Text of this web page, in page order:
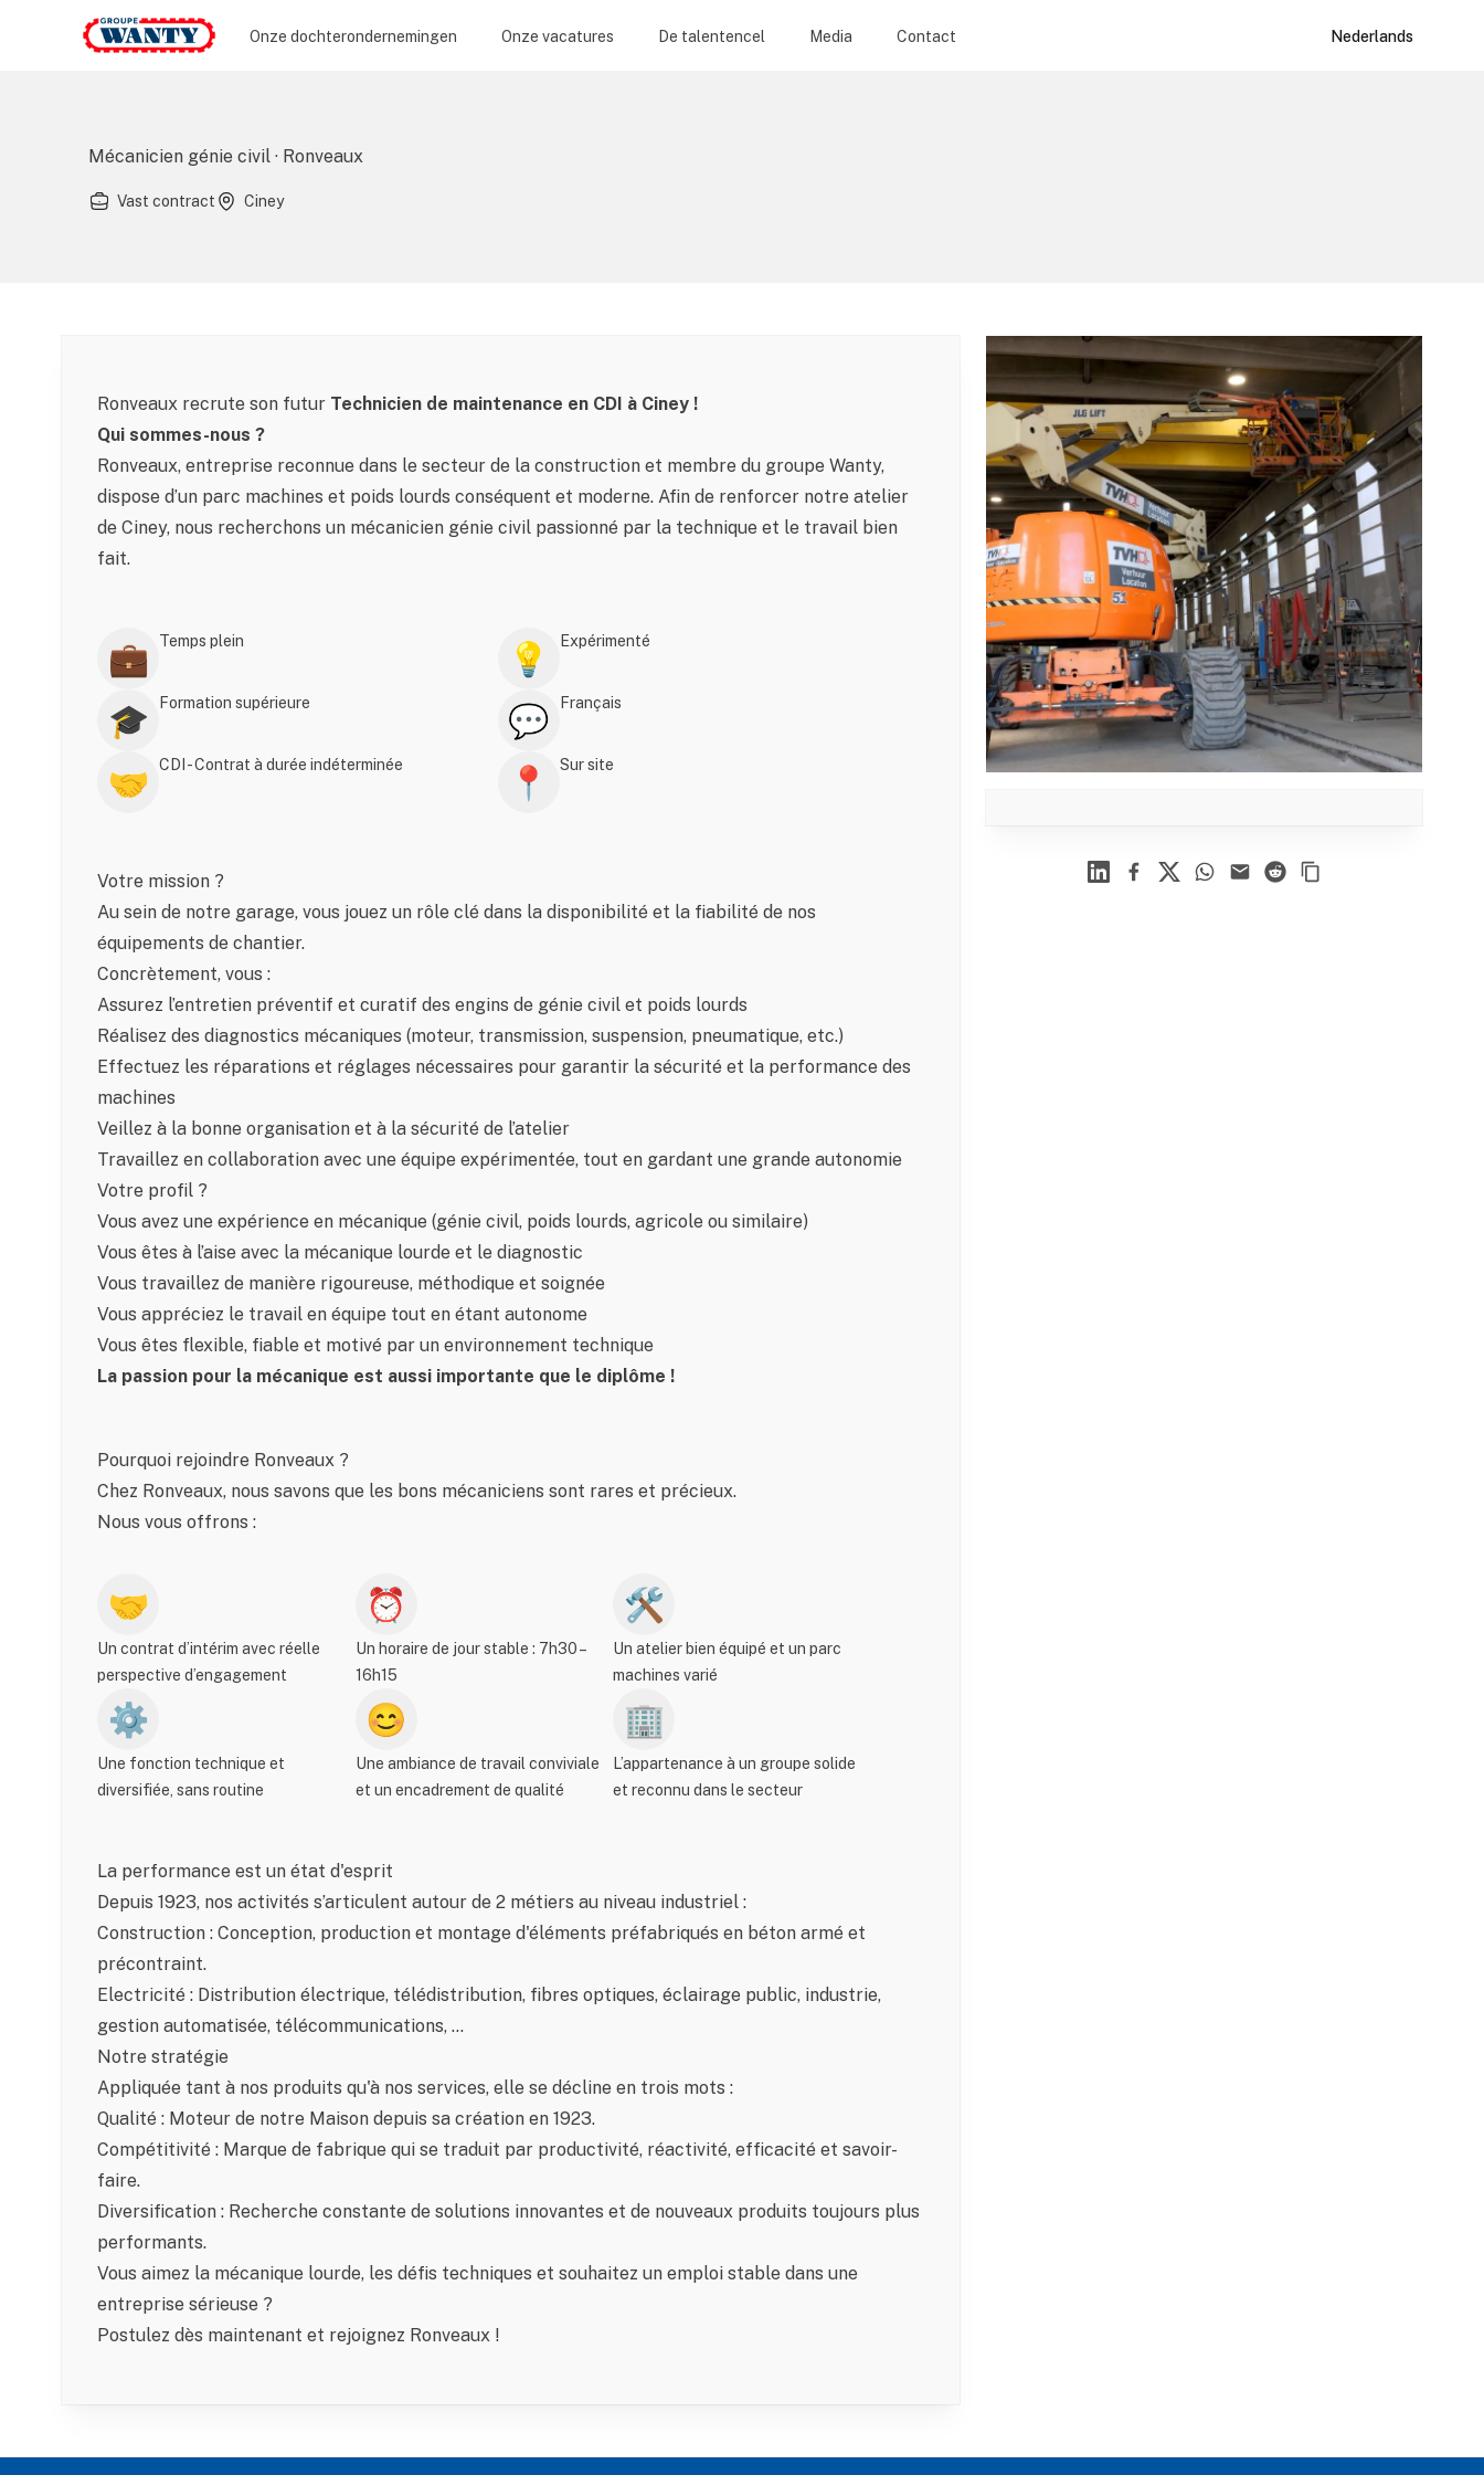
Le Groupe Wanty Onze dochterondernemingen Onze vacatures De talentencel Media Contact Nederlands
Mécanicien génie civil · Ronveaux
Vast contract Ciney
LinkedinFacebook
X WhatsApp
Mail Reddit
Ronveaux recrute son futur Technicien de maintenance en CDI à Ciney !
Qui sommes-nous ?
Ronveaux, entreprise reconnue dans le secteur de la construction et membre du groupe Wanty,
dispose d’un parc machines et poids lourds conséquent et moderne. Afin de renforcer notre atelier
de Ciney, nous recherchons un mécanicien génie civil passionné par la technique et le travail bien
fait.
💼 Temps plein 💡 Expérimenté
🎓 Formation supérieure 💬 Français
🤝 CDI - Contrat à durée indéterminée 📍 Sur site
Votre mission ?
Au sein de notre garage, vous jouez un rôle clé dans la disponibilité et la fiabilité de nos
équipements de chantier.
Concrètement, vous :
Assurez l’entretien préventif et curatif des engins de génie civil et poids lourds
Réalisez des diagnostics mécaniques (moteur, transmission, suspension, pneumatique, etc.)
Effectuez les réparations et réglages nécessaires pour garantir la sécurité et la performance des
machines
Veillez à la bonne organisation et à la sécurité de l’atelier
Travaillez en collaboration avec une équipe expérimentée, tout en gardant une grande autonomie
Votre profil ?
Vous avez une expérience en mécanique (génie civil, poids lourds, agricole ou similaire)
Vous êtes à l’aise avec la mécanique lourde et le diagnostic
Vous travaillez de manière rigoureuse, méthodique et soignée
Vous appréciez le travail en équipe tout en étant autonome
Vous êtes flexible, fiable et motivé par un environnement technique
La passion pour la mécanique est aussi importante que le diplôme !
Pourquoi rejoindre Ronveaux ?
Chez Ronveaux, nous savons que les bons mécaniciens sont rares et précieux.
Nous vous offrons :
🤝
Un contrat d’intérim avec réelle
perspective d’engagement
⏰
Un horaire de jour stable : 7h30 –
16h15
🛠️
Un atelier bien équipé et un parc
machines varié
⚙️
Une fonction technique et
diversifiée, sans routine
😊
Une ambiance de travail conviviale
et un encadrement de qualité
🏢
L’appartenance à un groupe solide
et reconnu dans le secteur
La performance est un état d'esprit
Depuis 1923, nos activités s’articulent autour de 2 métiers au niveau industriel :
Construction : Conception, production et montage d'éléments préfabriqués en béton armé et
précontraint.
Electricité : Distribution électrique, télédistribution, fibres optiques, éclairage public, industrie,
gestion automatisée, télécommunications, ...
Notre stratégie
Appliquée tant à nos produits qu'à nos services, elle se décline en trois mots :
Qualité : Moteur de notre Maison depuis sa création en 1923.
Compétitivité : Marque de fabrique qui se traduit par productivité, réactivité, efficacité et savoir-
faire.
Diversification : Recherche constante de solutions innovantes et de nouveaux produits toujours plus
performants.
Vous aimez la mécanique lourde, les défis techniques et souhaitez un emploi stable dans une
entreprise sérieuse ?
Postulez dès maintenant et rejoignez Ronveaux !